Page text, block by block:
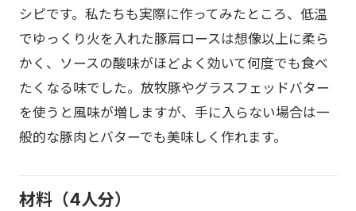
シピです。私たちも実際に作ってみたところ、低温
でゆっくり火を入れた豚肩ロースは想像以上に柔ら
かく、ソースの酸味がほどよく効いて何度でも食べ
たくなる味でした。放牧豚やグラスフェッドバター
を使うと風味が増しますが、手に入らない場合は一
般的な豚肉とバターでも美味しく作れます。
材料（4人分）